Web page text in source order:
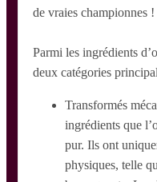
de vraies championnes !
Parmi les ingrédients
deux catégories
Transformés
ingrédients que
pur. Ils ont
physiques, telle